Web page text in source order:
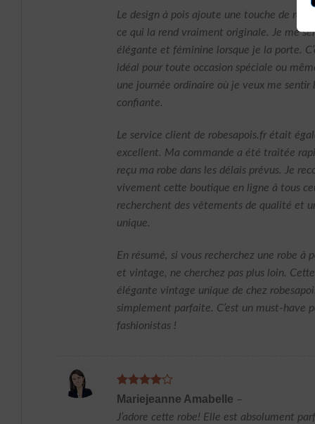
Le design à pois ajoute une touche de rétro
ce qui la rend vraiment originale. Je me
élégante et féminine lorsque je la porte.
idéal pour toute occasion spéciale ou
une journée ordinaire où je veux me sentir
confiante.
Le service client de robesapois.fr était
excellent. Ma commande a été traitée
reçu ma robe dans les délais prévus. Je
vivement cette boutique en ligne à tous
recherchent des vêtements de qualité et
unique.
En résumé, si vous recherchez une robe à
et vintage, ne cherchez pas plus loin.
élégante vintage unique de chez
simplement parfaite. C’est un must-have
fashionistas !
Note4
Mariejeanne Amabelle –
J’adore cette robe! Elle est absolument